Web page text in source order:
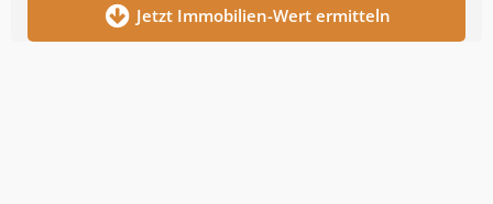
Jetzt Immobilien-Wert ermitteln